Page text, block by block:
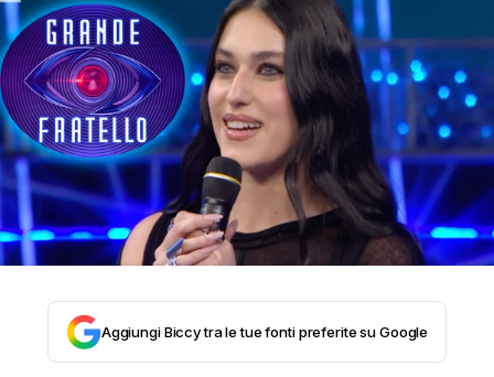
Aggiungi Biccy tra le tue fonti preferite su Google